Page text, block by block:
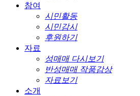
참여
시민활동
시민감시
후원하기
자료
성매매 다시보기
반성매매 작품감상
자료보기
소개